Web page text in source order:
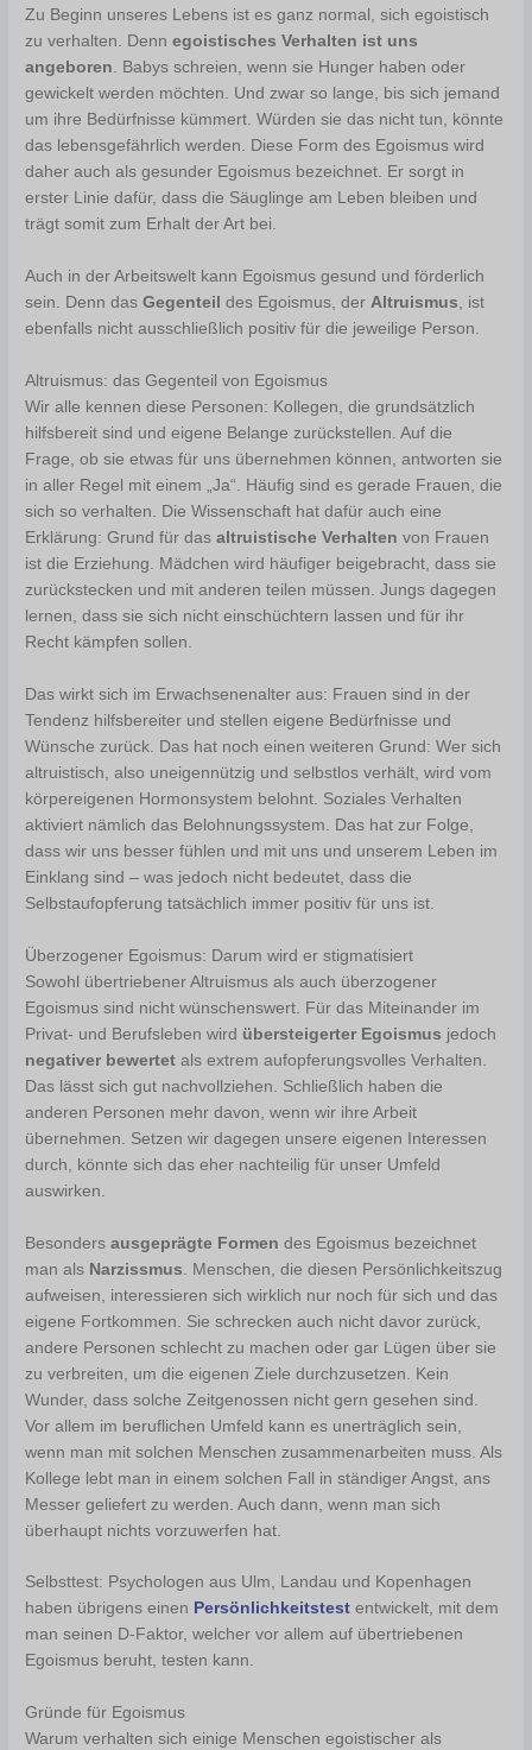
Zu Beginn unseres Lebens ist es ganz normal, sich egoistisch
zu verhalten. Dennegoistisches Verhalten ist uns
angeboren. Babys schreien, wenn sie Hunger haben oder
gewickelt werden möchten. Und zwar so lange, bis sich jemand
um ihre Bedürfnisse kümmert. Würden sie das nicht tun, könnte
das lebensgefährlich werden. Diese Form des Egoismus wird
daher auch als gesunder Egoismus bezeichnet. Er sorgt in
erster Linie dafür, dass die Säuglinge am Leben bleiben und
trägt somit zum Erhalt der Art bei.
Auch in der Arbeitswelt kann Egoismus gesund und förderlich
sein. Denn dasGegenteil des Egoismus, derAltruismus, ist
ebenfalls nicht ausschließlich positiv für die jeweilige Person.
Altruismus: das Gegenteil von Egoismus
Wir alle kennen diese Personen: Kollegen, die grundsätzlich
hilfsbereit sind und eigene Belange zurückstellen. Auf die
Frage, ob sie etwas für uns übernehmen können, antworten sie
in aller Regel mit einem „Ja“. Häufig sind es gerade Frauen, die
sich so verhalten. Die Wissenschaft hat dafür auch eine
Erklärung: Grund für dasaltruistische Verhalten von Frauen
ist die Erziehung. Mädchen wird häufiger beigebracht, dass sie
zurückstecken und mit anderen teilen müssen. Jungs dagegen
lernen, dass sie sich nicht einschüchtern lassen und für ihr
Recht kämpfen sollen.
Das wirkt sich im Erwachsenenalter aus: Frauen sind in der
Tendenz hilfsbereiter und stellen eigene Bedürfnisse und
Wünsche zurück. Das hat noch einen weiteren Grund: Wer sich
altruistisch, also uneigennützig und selbstlos verhält, wird vom
körpereigenen Hormonsystem belohnt. Soziales Verhalten
aktiviert nämlich das Belohnungssystem. Das hat zur Folge,
dass wir uns besser fühlen und mit uns und unserem Leben im
Einklang sind – was jedoch nicht bedeutet, dass die
Selbstaufopferung tatsächlich immer positiv für uns ist.
Überzogener Egoismus: Darum wird er stigmatisiert
Sowohl übertriebener Altruismus als auch überzogener
Egoismus sind nicht wünschenswert. Für das Miteinander im
Privat- und Berufsleben wird übersteigerter Egoismus jedoch
negativer bewertet als extrem aufopferungsvolles Verhalten.
Das lässt sich gut nachvollziehen. Schließlich haben die
anderen Personen mehr davon, wenn wir ihre Arbeit
übernehmen. Setzen wir dagegen unsere eigenen Interessen
durch, könnte sich das eher nachteilig für unser Umfeld
auswirken.
Besondersausgeprägte Formen des Egoismus bezeichnet
man als Narzissmus . Menschen, die diesen Persönlichkeitszug
aufweisen, interessieren sich wirklich nur noch für sich und das
eigene Fortkommen. Sie schrecken auch nicht davor zurück,
andere Personen schlecht zu machen oder gar Lügen über sie
zu verbreiten, um die eigenen Ziele durchzusetzen. Kein
Wunder, dass solche Zeitgenossen nicht gern gesehen sind.
Vor allem im beruflichen Umfeld kann es unerträglich sein,
wenn man mit solchen Menschen zusammenarbeiten muss. Als
Kollege lebt man in einem solchen Fall in ständiger Angst, ans
Messer geliefert zu werden. Auch dann, wenn man sich
überhaupt nichts vorzuwerfen hat.
Selbsttest: Psychologen aus Ulm, Landau und Kopenhagen
haben übrigens einen Persönlichkeitstest entwickelt, mit dem
man seinen D-Faktor, welcher vor allem auf übertriebenen
Egoismus beruht, testen kann.
Gründe für Egoismus
Warum verhalten sich einige Menschen egoistischer als